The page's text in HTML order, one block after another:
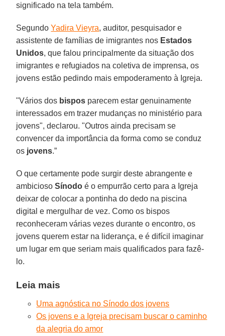
significado na tela também.
SegundoYadira Vieyra, auditor, pesquisador e
assistente de famílias de imigrantes nos Estados
Unidos, que falou principalmente da situação dos
imigrantes e refugiados na coletiva de imprensa, os
jovens estão pedindo mais empoderamento à Igreja.
"Vários dos bispos parecem estar genuinamente
interessados em trazer mudanças no ministério para
jovens", declarou. "Outros ainda precisam se
convencer da importância da forma como se conduz
os jovens.”
O que certamente pode surgir deste abrangente e
ambiciosoSínodo é o empurrão certo para a Igreja
deixar de colocar a pontinha do dedo na piscina
digital e mergulhar de vez. Como os bispos
reconheceram várias vezes durante o encontro, os
jovens querem estar na liderança, e é difícil imaginar
um lugar em que seriam mais qualificados para fazê-
lo.
Leia mais
Uma agnóstica no Sínodo dos jovens
Os jovens e a Igreja precisam buscar o caminho
da alegria do amor